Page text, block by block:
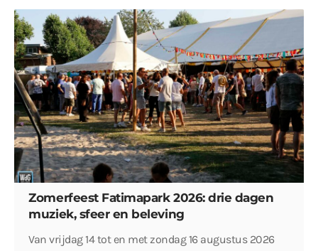
Zomerfeest Fatimapark 2026: drie dagen
muziek, sfeer en beleving
Van vrijdag 14 tot en met zondag 16 augustus 2026